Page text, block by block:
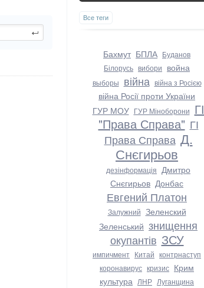
Все теги
Бахмут БПЛА Буданов
Білорусь вибори война
выборы війна війна з Росією
війна Росії проти України
ГУР МОУ ГУР Міноборони ГІ
"Права Справа" ГІ
Права Справа Д.
Снєгирьов
дезінформація Дмитро
Снєгирьов Донбас
Евгений Платон
Залужний Зеленский
Зеленський знищення
окупантів ЗСУ
импичмент Китай контрнаступ
коронавирус кризис Крим
культура ЛНР Луганщина